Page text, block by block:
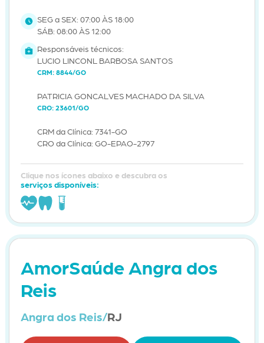
SEG a SEX: 07:00 ÀS 18:00
SÁB: 08:00 ÀS 12:00
Responsáveis técnicos:
LUCIO LINCONL BARBOSA SANTOS
CRM: 8844/GO
PATRICIA GONCALVES MACHADO DA SILVA
CRO: 23601/GO
CRM da Clínica: 7341-GO
CRO da Clínica: GO-EPAO-2797
Clique nos ícones abaixo e descubra os
serviços disponíveis:
AmorSaúde Angra dos
Reis
Angra dos Reis/RJ